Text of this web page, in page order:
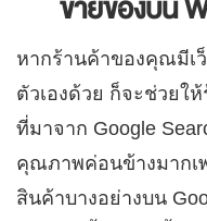
ขายของบน
หากร้านค้าของคุณมีเ
ตัวเองด้วย ก็จะช่วยใ
ที่มาจาก Google
คุณภาพค่อนข้างมากเ
สินค้าบางอย่างบน